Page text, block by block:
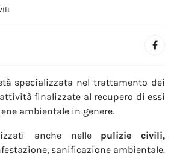
specializzata nel trattamento dei
finalizzate al recupero di essi
ambientale in genere.
anche nelle pulizie civili,
sanificazione ambientale.